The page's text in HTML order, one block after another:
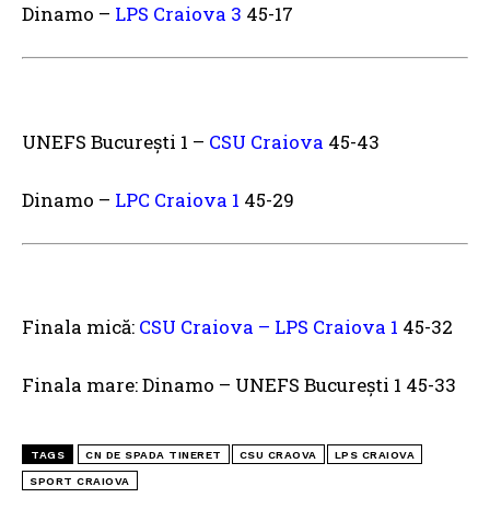
Dinamo – LPS Craiova 3 45-17
UNEFS București 1 – CSU Craiova 45-43
Dinamo – LPC Craiova 1 45-29
Finala mică: CSU Craiova – LPS Craiova 1 45-32
Finala mare: Dinamo – UNEFS București 1 45-33
TAGS CN DE SPADA TINERET CSU CRAOVA LPS CRAIOVA
SPORT CRAIOVA